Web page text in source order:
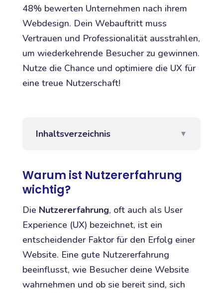
48% bewerten Unternehmen nach ihrem
Webdesign. Dein Webauftritt muss
Vertrauen und Professionalität ausstrahlen,
um wiederkehrende Besucher zu gewinnen.
Nutze die Chance und optimiere die UX für
eine treue Nutzerschaft!
Inhaltsverzeichnis ▼
Warum ist Nutzererfahrung
wichtig?
Die Nutzererfahrung, oft auch als User
Experience (UX) bezeichnet, ist ein
entscheidender Faktor für den Erfolg einer
Website. Eine gute Nutzererfahrung
beeinflusst, wie Besucher deine Website
wahrnehmen und ob sie bereit sind, sich